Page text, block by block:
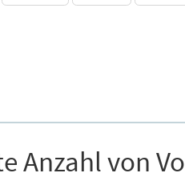
Anzahl von